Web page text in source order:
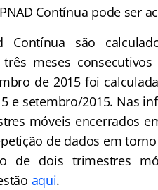
Contínua pode ser
Contínua são
meses
de 2015 foi
e setembro/2015. Nas
móveis encerrados
de dados em
de dois trimestres
aqui.